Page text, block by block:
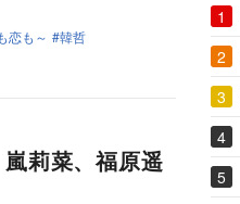
恋も～ 韓哲
莉菜、福原遥